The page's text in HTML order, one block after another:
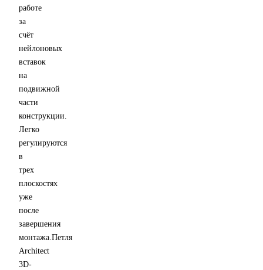
работе
за
счёт
нейлоновых
вставок
на
подвижной
части
конструкции.
Легко
регулируются
в
трех
плоскостях
уже
после
завершения
монтажа.Петля
Architect
3D-